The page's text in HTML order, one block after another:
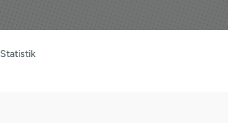
Statistik